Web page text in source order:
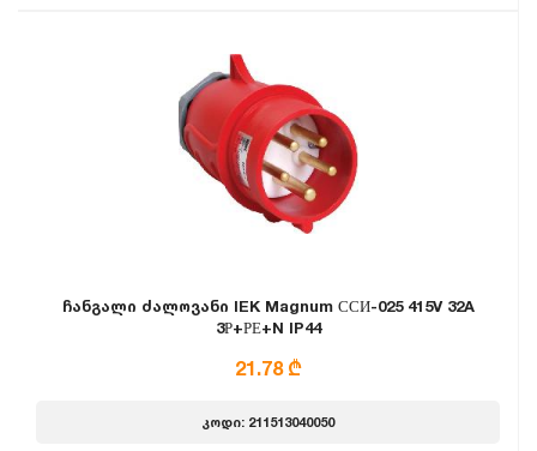
ჩანგალი ძალოვანი IEK Magnum ССИ-025 415V 32A
3Р+РЕ+N IP44
21.78 ₾
კოდი: 211513040050